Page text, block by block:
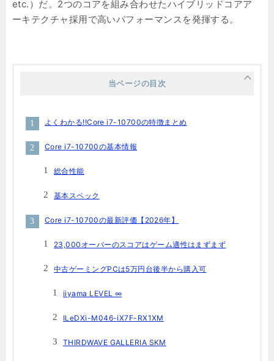
etc.）だ。2つのコアを組み合わせたハイブリッドコアア
ーキテクチャ採用で高いパフォーマンスを発揮する。
当ページの目次
よくわかる!!Core i7-10700の特徴まとめ
Core i7-10700の基本情報
総合性能
基本スペック
Core i7-10700の最新評価【2026年】
23,000オーバーのスコアはゲーム適性はまずまず
中古ゲーミングPCは5万円台後半から購入可
iiyama LEVEL ∞
ILeDXi-M046-iX7F-RX1XM
THIRDWAVE GALLERIA SKM